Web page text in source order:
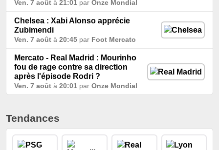
Ven. 7 août à 21:01 par Onze Mondial
Chelsea : Xabi Alonso apprécie
Zubimendi
Ven. 7 août à 20:45 par Foot Mercato
Mercato - Real Madrid : Mourinho
fou de rage contre sa direction
après l'épisode Rodri ?
Ven. 7 août à 20:01 par Onze Mondial
Tendances